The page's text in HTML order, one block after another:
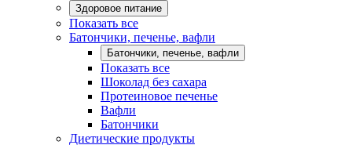
Здоровое питание
Показать все
Батончики, печенье, вафли
Батончики, печенье, вафли
Показать все
Шоколад без сахара
Протеиновое печенье
Вафли
Батончики
Диетические продукты